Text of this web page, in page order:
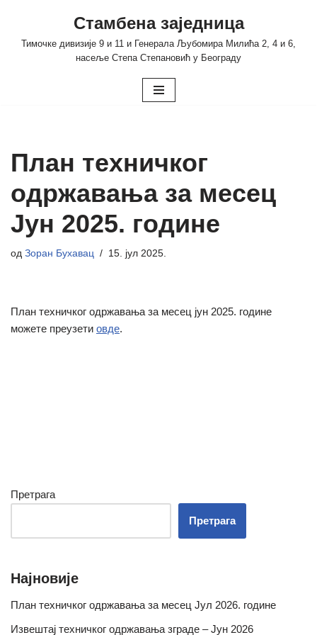
Скочи
Стамбена заједница
Тимочке дивизије 9 и 11 и Генерала Љубомира Милића 2, 4 и 6,
насеље Степа Степановић у Београду
План техничког
одржавања за месец
Јун 2025. године
од Зоран Бухавац 15. јул 2025.
План техничког одржавања за месец јун 2025. године
можете преузети овде.
Претрага
Претрага
Најновије
План техничког одржавања за месец Јул 2026. године
Извештај техничког одржавања зграде – Јун 2026